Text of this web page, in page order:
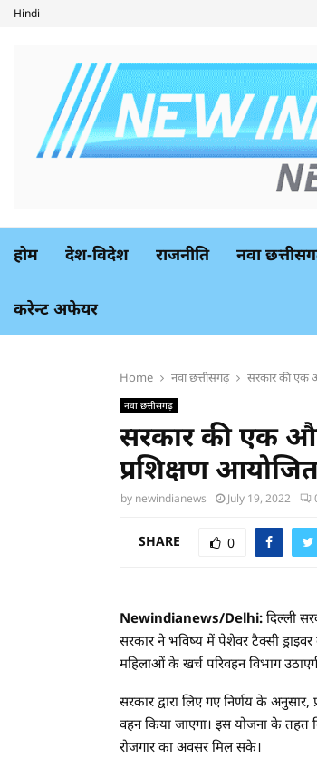
Hindi
होम देश-विदेश राजनीति नवा
करेन्ट अफेयर
Home नवा छत्तीसगढ़ सरकार की एक
नवा छत्तीसगढ़
सरकार की एक
प्रशिक्षण
by newindianews July 19, 2022
SHARE 0
Newindianews/Delhi: दिल्ली
सरकार ने भविष्य में पेशेवर टैक्सी
महिलाओं के खर्च परिवहन विभाग
सरकार द्वारा लिए गए निर्णय के
वहन किया जाएगा। इस योजना के
रोजगार का अवसर मिल सके।